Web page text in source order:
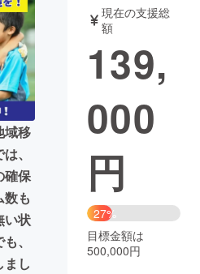
音楽
ェット ゲーム・サ
性化
CAMPFIRE Creation
税
コミュニティ
域移
、
確保
数も
い状
、
し
現在の支援総
額
139,
000
円
27%
目標金額は
500,000円